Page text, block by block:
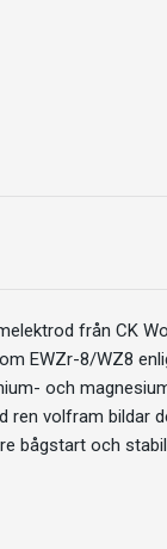
från CK
EWZr-8/WZ8
och
ren volfram bildar
bågstart och